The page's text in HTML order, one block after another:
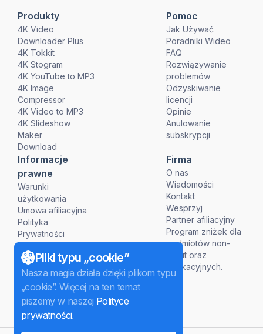
Produkty
4K Video
Downloader Plus
4K Tokkit
4K Stogram
4K YouTube to MP3
4K Image
Compressor
4K Video to MP3
4K Slideshow
Maker
Download
Pomoc
Jak Używać
Poradniki Wideo
FAQ
Rozwiązywanie
problemów
Odzyskiwanie
licencji
Opinie
Anulowanie
subskrypcji
Informacje
prawne
Warunki
użytkowania
Umowa afiliacyjna
Polityka
Prywatności
Polityka Refundacji
Firma
O nas
Wiadomości
Kontakt
Wesprzyj
Partner afiliacyjny
Program zniżek dla
podmiotów non-
profit oraz
edukacyjnych.
Pliki typu „cookie”
Nasza magia działa dzięki plikom typu
„cookie”. Więcej na ten temat
piszemy w naszej Polityce
prywatności.